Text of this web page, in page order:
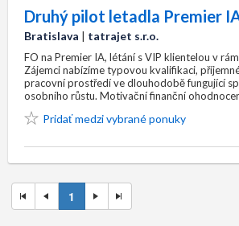
Druhý pilot letadla Premier
Bratislava | tatrajet s.r.o.
FO na Premier IA, létání s VIP klientelou v
Zájemci nabízíme typovou kvalifikaci,
pracovní prostředí ve dlouhodobě fungující
osobního růstu. Motivační finanční
Pridať medzi vybrané ponuky
1